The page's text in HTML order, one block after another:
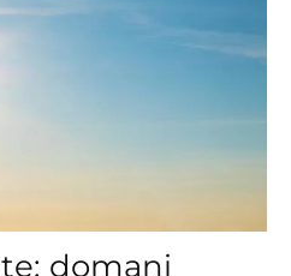
domani